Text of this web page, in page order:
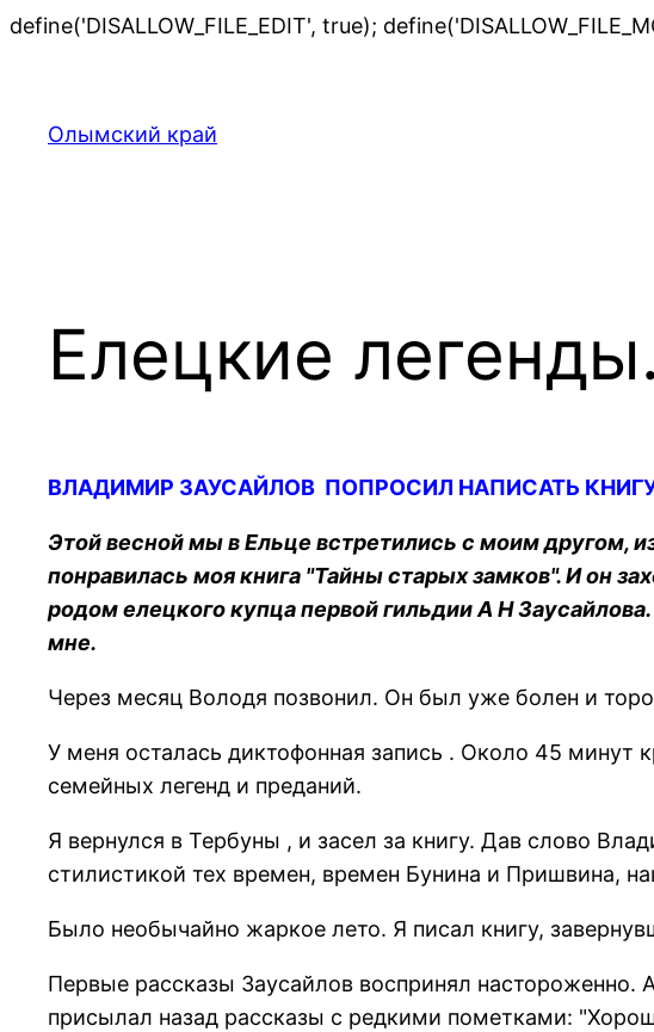
define('DISALLOW_FILE_EDIT', true);
Олымский край
Елецкие
ВЛАДИМИР ЗАУСАЙЛОВ ПОПРОСИЛ НАПИСАТЬ
Этой весной мы в Ельце встретились с моим
понравилась моя книга "Тайны старых замков". И он
родом елецкого купца первой гильдии А Н
мне.
Через месяц Володя позвонил. Он был уже болен и
У меня осталась диктофонная запись . Около 45 минут
семейных легенд и преданий.
Я вернулся в Тербуны , и засел за книгу. Дав слово
стилистикой тех времен, времен Бунина и Пришвина,
Было необычайно жаркое лето. Я писал книгу,
Первые рассказы Заусайлов воспринял
присылал назад рассказы с редкими пометками: